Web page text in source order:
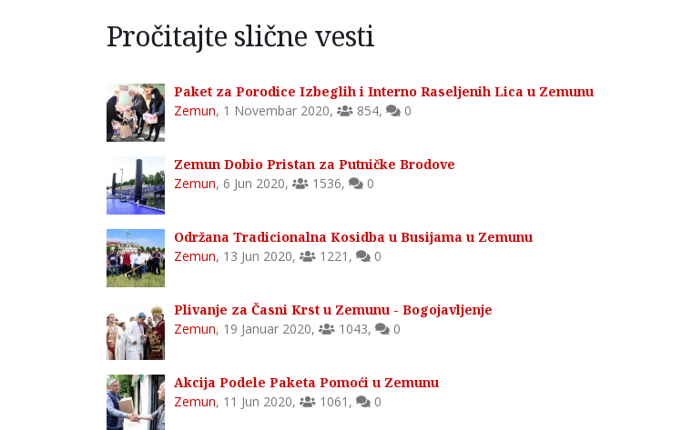
Pročitajte slične vesti
Paket za Porodice Izbeglih i Interno Raseljenih Lica u Zemunu
Zemun, 1 Novembar 2020, 854, 0
Zemun Dobio Pristan za Putničke Brodove
Zemun, 6 Jun 2020, 1536, 0
Održana Tradicionalna Kosidba u Busijama u Zemunu
Zemun, 13 Jun 2020, 1221 , 0
Plivanje za Časni Krst u Zemunu - Bogojavljenje
Zemun, 19 Januar 2020, 1043, 0
Akcija Podele Paketa Pomoći u Zemunu
Zemun, 11 Jun 2020, 1061 , 0